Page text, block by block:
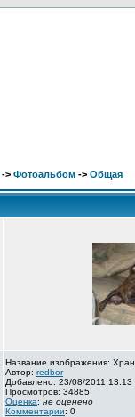
-> Фотоальбом -> Общая
Название изображения:
Автор: redbor
Добавлено: 23/08/2011 13:13
Просмотров: 34885
Оценка: не оценено
Комментарии: 0